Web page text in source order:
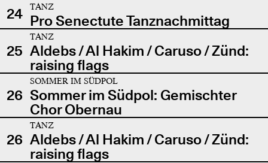
24
TANZ
Pro Senectute Tanznachmittag
25
TANZ
Aldebs / Al Hakim / Caruso / Zünd:
raising flags
26
SOMMER IM SÜDPOL
Sommer im Südpol: Gemischter
Chor Obernau
26
TANZ
Aldebs / Al Hakim / Caruso / Zünd:
raising flags